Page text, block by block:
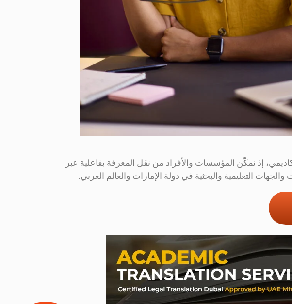
إذ نمكّن المؤسسات والأفراد من نقل المعرفة بفاعلية عبر
والجهات التعليمية والبحثية في دولة الإمارات والعالم العربي.